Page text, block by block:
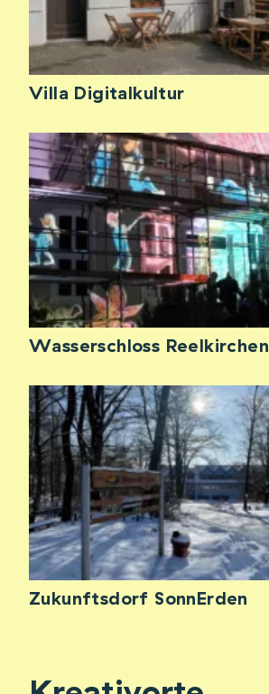
Villa Digitalkultur
Wasserschloss Reelkirchen
Zukunftsdorf SonnErden